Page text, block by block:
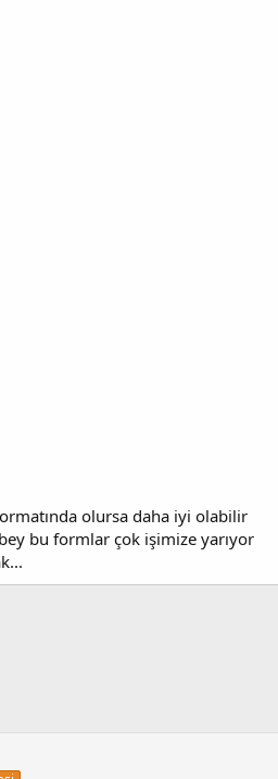
olursa daha iyi olabilir
bu formlar çok işimize yarıyor